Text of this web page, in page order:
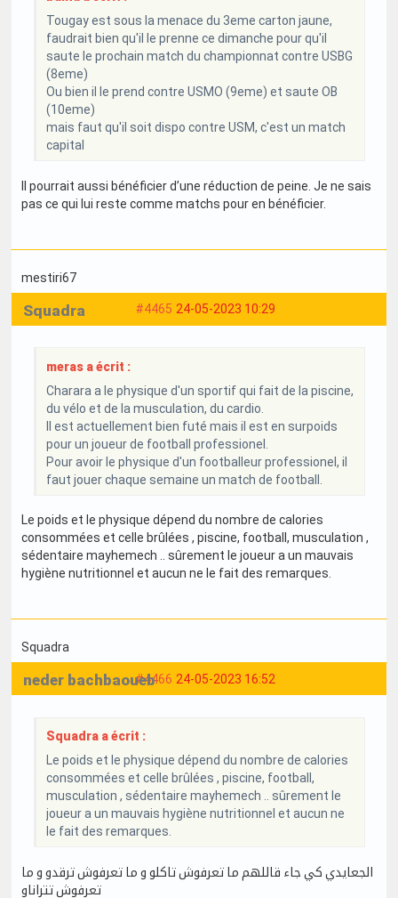
Tougay est sous la menace du 3eme carton jaune,
faudrait bien qu'il le prenne ce dimanche pour qu'il
saute le prochain match du championnat contre USBG
(8eme)
Ou bien il le prend contre USMO (9eme) et saute OB
(10eme)
mais faut qu'il soit dispo contre USM, c'est un match
capital
Il pourrait aussi bénéficier d’une réduction de peine. Je ne sais
pas ce qui lui reste comme matchs pour en bénéficier.
mestiri67
#4465 24-05-2023 10:29
Squadra
meras a écrit :
Charara a le physique d'un sportif qui fait de la piscine,
du vélo et de la musculation, du cardio.
Il est actuellement bien futé mais il est en surpoids
pour un joueur de football professionel.
Pour avoir le physique d'un footballeur professionel, il
faut jouer chaque semaine un match de football.
Le poids et le physique dépend du nombre de calories
consommées et celle brûlées , piscine, football, musculation ,
sédentaire mayhemech .. sûrement le joueur a un mauvais
hygiène nutritionnel et aucun ne le fait des remarques.
Squadra
#4466 24-05-2023 16:52
neder bachbaoueb
Squadra a écrit :
Le poids et le physique dépend du nombre de calories
consommées et celle brûlées , piscine, football,
musculation , sédentaire mayhemech .. sûrement le
joueur a un mauvais hygiène nutritionnel et aucun ne
le fait des remarques.
الجعايدي كي جاء قاللهم ما تعرفوش تاكلو و ما تعرفوش ترقدو و ما
تعرفوش تتراناو